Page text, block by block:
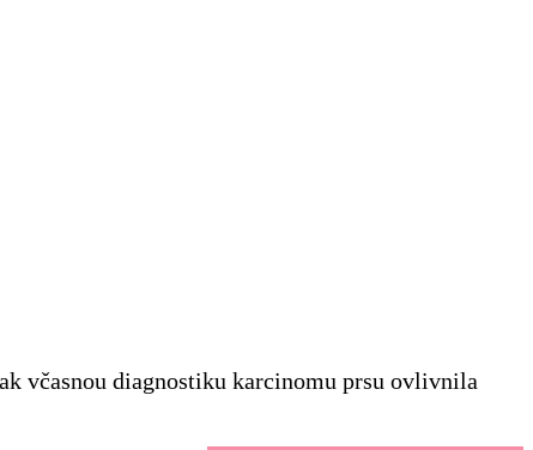
včasnou diagnostiku karcinomu prsu ovlivnila